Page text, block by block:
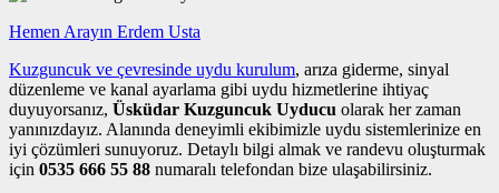
Hemen Arayın Erdem Usta
Kuzguncuk ve çevresinde uydu kurulum, arıza giderme, sinyal
düzenleme ve kanal ayarlama gibi uydu hizmetlerine ihtiyaç
duyuyorsanız, Üsküdar Kuzguncuk Uyducu olarak her zaman
yanınızdayız. Alanında deneyimli ekibimizle uydu sistemlerinize en
iyi çözümleri sunuyoruz. Detaylı bilgi almak ve randevu oluşturmak
için 0535 666 55 88 numaralı telefondan bize ulaşabilirsiniz.